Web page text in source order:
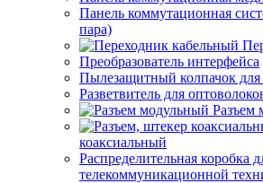
Панель коммутационная
пара)
Преобразователь интерфейса
Пылезащитный колпачок для
Разветвитель для
Разъем
коаксиальный
Распределительная коробка
телекоммуникационной